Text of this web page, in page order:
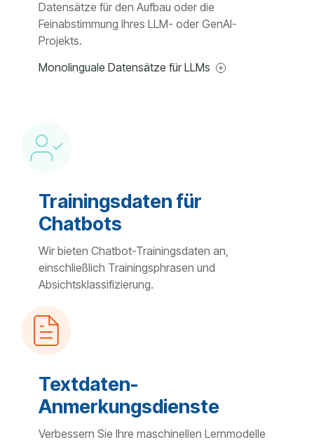
Datensätze für den Aufbau oder die
Feinabstimmung Ihres LLM- oder GenAI-
Projekts.
Monolinguale Datensätze für LLMs
Trainingsdaten für
Chatbots
Wir bieten Chatbot-Trainingsdaten an,
einschließlich Trainingsphrasen und
Absichtsklassifizierung.
Textdaten-
Anmerkungsdienste
Verbessern Sie Ihre maschinellen Lernmodelle